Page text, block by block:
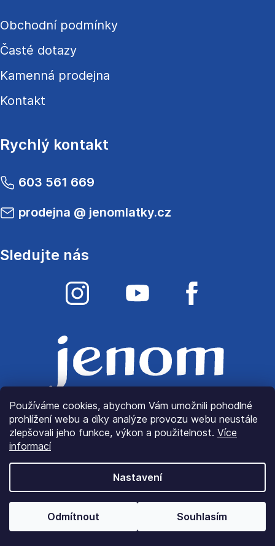
Používáme cookies, abychom Vám umožnili pohodlné
prohlížení webu a díky analýze provozu webu neustále
zlepšovali jeho funkce, výkon a použitelnost. Více
informací
Nastavení
Odmítnout Souhlasím
Obchodní podmínky
Časté dotazy
Kamenná prodejna
Kontakt
Rychlý kontakt
603 561 669
prodejna @ jenomlatky.cz
Sledujte nás
© Copyright 2022 JenomLátky.cz| Všechna práva
vyhrazena